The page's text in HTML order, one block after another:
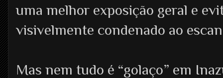
uma melhor exposição geral e
visivelmente condenado ao
Mas nem tudo é “golaço” em